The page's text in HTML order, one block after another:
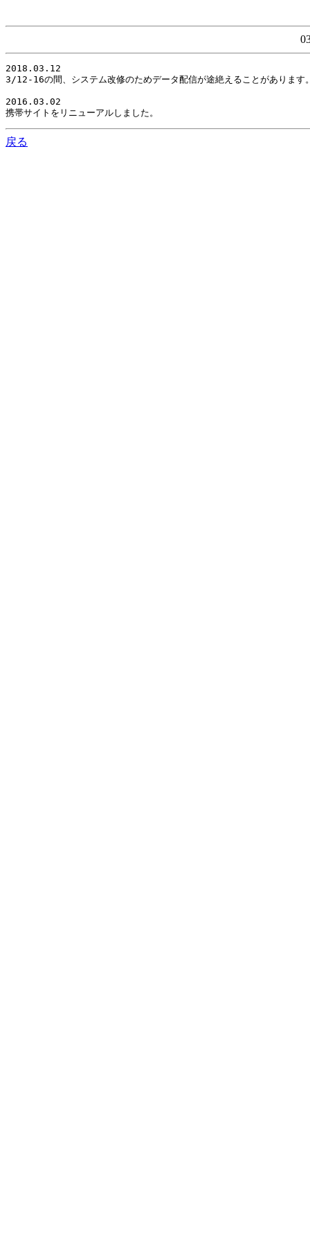
2018.03.12
3/12-16の間、システム改修のためデータ配信が途絶えることがあります
2016.03.02
携帯サイトをリニューアルしました。
戻る